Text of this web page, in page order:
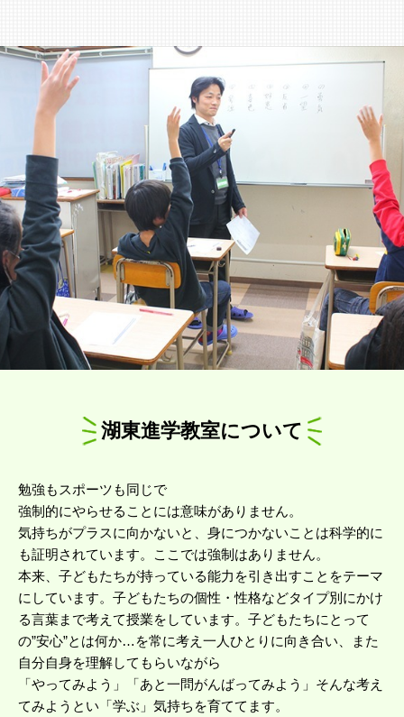
湖東進学教室について
勉強もスポーツも同じで
強制的にやらせることには意味がありません。
気持ちがプラスに向かないと、身につかないことは科学的に
も証明されています。ここでは強制はありません。
本来、子どもたちが持っている能力を引き出すことをテーマ
にしています。子どもたちの個性・性格などタイプ別にかけ
る言葉まで考えて授業をしています。子どもたちにとって
の”安心”とは何か…を常に考え一人ひとりに向き合い、また
自分自身を理解してもらいながら
「やってみよう」「あと一問がんばってみよう」そんな考え
てみようとい「学ぶ」気持ちを育ててます。